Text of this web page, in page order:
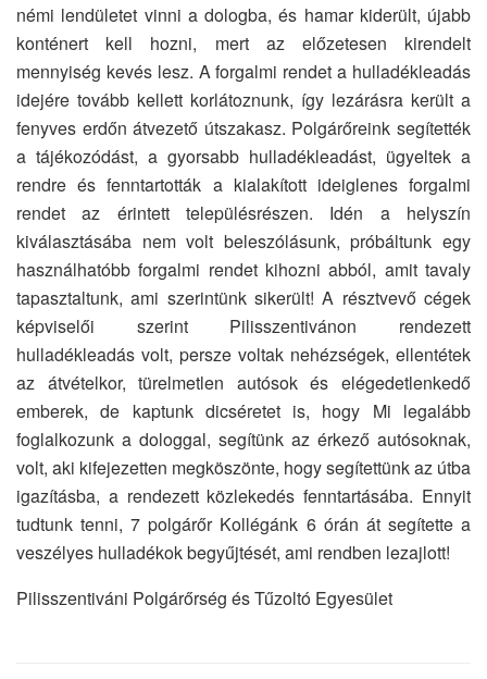
némi lendületet vinni a dologba, és hamar kiderült, újabb
konténert kell hozni, mert az előzetesen kirendelt
mennyiség kevés lesz. A forgalmi rendet a hulladékleadás
idejére tovább kellett korlátoznunk, így lezárásra került a
fenyves erdőn átvezető útszakasz. Polgárőreink segítették
a tájékozódást, a gyorsabb hulladékleadást, ügyeltek a
rendre és fenntartották a kialakított ideiglenes forgalmi
rendet az érintett településrészen. Idén a helyszín
kiválasztásába nem volt beleszólásunk, próbáltunk egy
használhatóbb forgalmi rendet kihozni abból, amit tavaly
tapasztaltunk, ami szerintünk sikerült! A résztvevő cégek
képviselői szerint Pilisszentivánon rendezett
hulladékleadás volt, persze voltak nehézségek, ellentétek
az átvételkor, türelmetlen autósok és elégedetlenkedő
emberek, de kaptunk dicséretet is, hogy Mi legalább
foglalkozunk a dologgal, segítünk az érkező autósoknak,
volt, aki kifejezetten megköszönte, hogy segítettünk az útba
igazításba, a rendezett közlekedés fenntartásába. Ennyit
tudtunk tenni, 7 polgárőr Kollégánk 6 órán át segítette a
veszélyes hulladékok begyűjtését, ami rendben lezajlott!
Pilisszentiváni Polgárőrség és Tűzoltó Egyesület